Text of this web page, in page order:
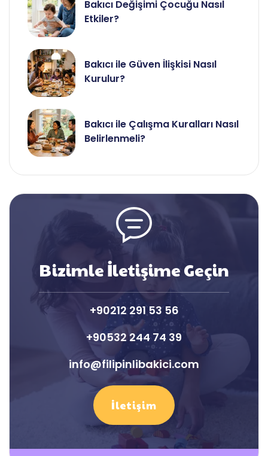
Bakıcı Değişimi Çocuğu Nasıl
Etkiler?
Bakıcı ile Güven İlişkisi Nasıl
Kurulur?
Bakıcı ile Çalışma Kuralları Nasıl
Belirlenmeli?
Bizimle İletişime Geçin
+90212 291 53 56
+90532 244 74 39
info@filipinlibakici.com
İletişim